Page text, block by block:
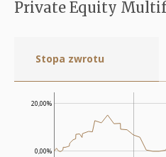
S.A.
nawigacyjna
Private Equity
Stopa zwrotu
0,00%
20,00%